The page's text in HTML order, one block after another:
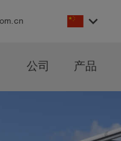
keyboard_arrow_down
公司 产品